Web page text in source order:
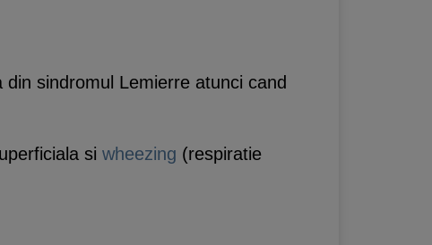
sindromul Lemierre atunci cand
si wheezing (respiratie